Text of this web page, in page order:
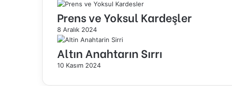
Prens ve Yoksul Kardeşler
8 Aralık 2024
Altın Anahtarın Sırrı
10 Kasım 2024